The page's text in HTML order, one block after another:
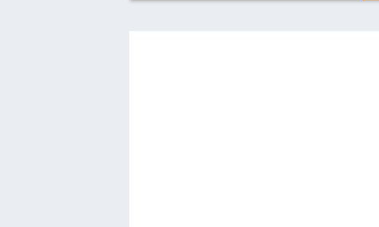
【画像】宇垣美里「学生時代は全然モテなか
【悲報】大卒初任給600万の時代へ
【悲報】AV女優さん、キモオタチー牛弱男
義両親「空き家になるし住んでいいよ」私
激辛チャレンジの契約書にサインし、チャレ
ハードオフに売っていた4万4000円のフィギ
私「ちょっと、人の家の金庫触らないでよ！
たから、開けてみようとしただけ☆』義兄「泥
私「初めて飲む味だけどなんのお茶？」彼「